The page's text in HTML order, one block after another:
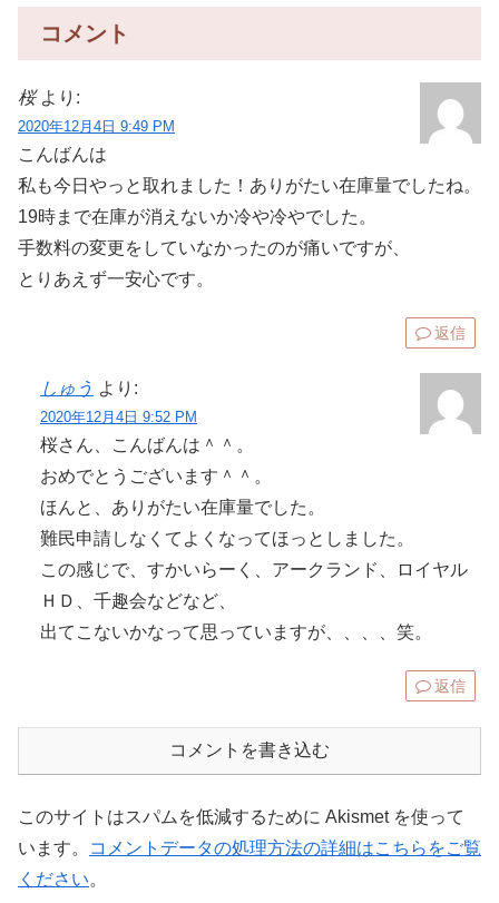
コメント
桜 より:
2020年12月4日 9:49 PM
こんばんは
私も今日やっと取れました！ありがたい在庫量でしたね。
19時まで在庫が消えないか冷や冷やでした。
手数料の変更をしていなかったのが痛いですが、
とりあえず一安心です。
返信
しゅう より:
2020年12月4日 9:52 PM
桜さん、こんばんは＾＾。
おめでとうございます＾＾。
ほんと、ありがたい在庫量でした。
難民申請しなくてよくなってほっとしました。
この感じで、すかいらーく、アークランド、ロイヤル
ＨＤ、千趣会などなど、
出てこないかなって思っていますが、、、、笑。
返信
コメントを書き込む
このサイトはスパムを低減するために Akismet を使って
います。
コメントデータの処理方法の詳細はこちらをご覧
ください。